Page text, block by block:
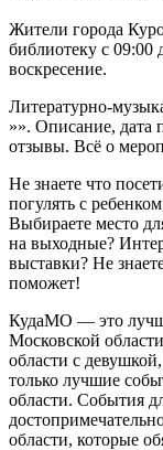
Жители города
библиотеку с 09:00
воскресение.
Литературно-
»». Описание, дата
отзывы. Всё о
Не знаете что
погулять с
Выбираете место
на выходные?
выставки? Не
поможет!
КудаМО — это
Московской
области с
только лучшие
области. События
области, которые